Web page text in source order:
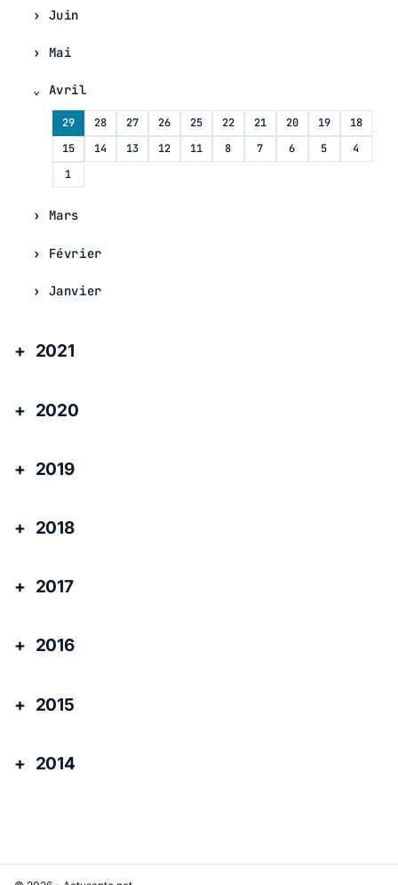
Juin
Mai
Avril
29 28 27 26 25 22 21 20 19
18
15
14 13 12 11 8 7 6 5
4
1
Mars
Février
Janvier
2021
2020
2019
2018
2017
2016
2015
2014